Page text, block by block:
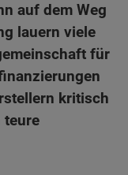
auf dem Weg
lauern viele
für
kritisch
teure